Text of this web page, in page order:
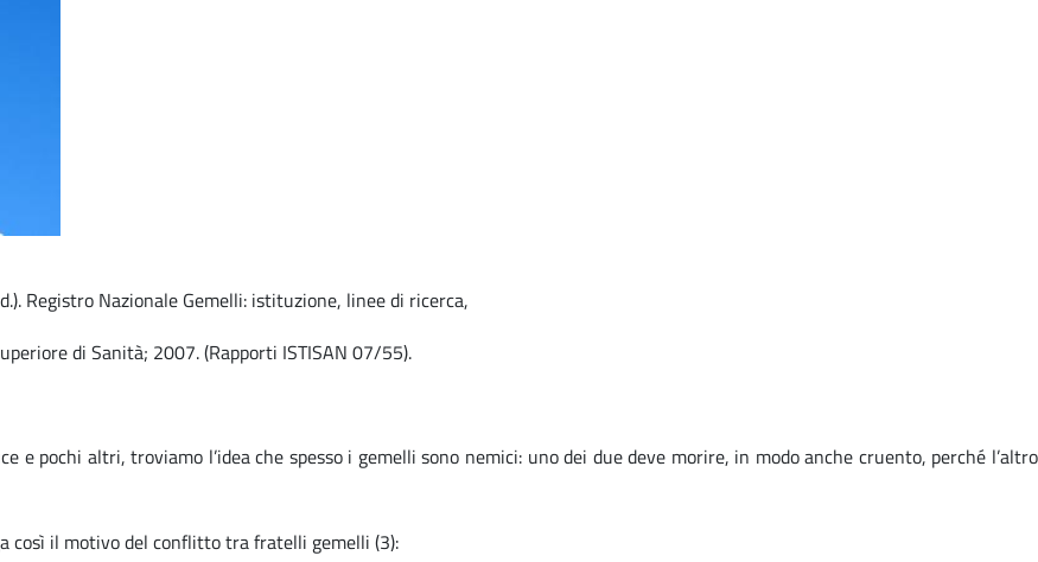
Registro Nazionale Gemelli: istituzione, linee di ricerca,​
di Sanità; 2007. (Rapporti ISTISAN 07/55).​
e pochi altri, troviamo l’idea che spesso i gemelli sono nemici: uno dei due deve morire, in modo anche cruento, perché l’altro
così il motivo del conflitto tra fratelli gemelli (3):